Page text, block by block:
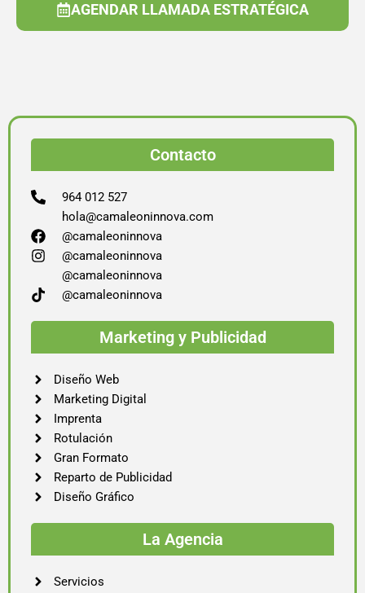
AGENDAR LLAMADA ESTRATÉGICA
Contacto
964 012 527
hola@camaleoninnova.com
@camaleoninnova
@camaleoninnova
@camaleoninnova
@camaleoninnova
Marketing y Publicidad
Diseño Web
Marketing Digital
Imprenta
Rotulación
Gran Formato
Reparto de Publicidad
Diseño Gráfico
La Agencia
Servicios